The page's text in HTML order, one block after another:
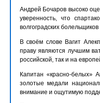
Андрей Бочаров высоко
уверенность, что
волгоградских
В своём слове Вагит
праву являются лучшим
российской, так и на
Капитан «красно-белых»
золотые медали
внимание и ощутимую